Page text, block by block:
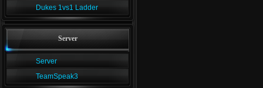
Dukes 1vs1 Ladder
Server
Server
TeamSpeak3